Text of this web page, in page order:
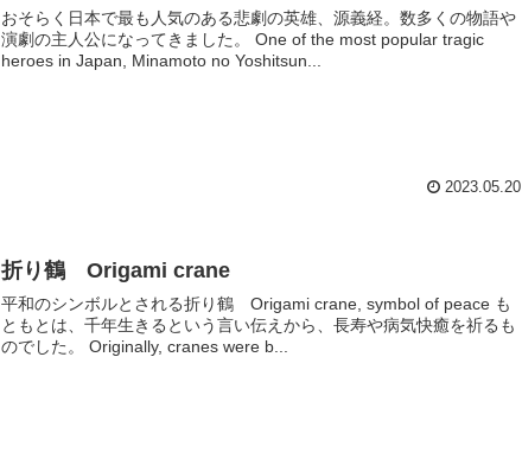
おそらく日本で最も人気のある悲劇の英雄、源義経。数多くの物語や
演劇の主人公になってきました。 One of the most popular tragic
heroes in Japan, Minamoto no Yoshitsun...
2023.05.20
折り鶴 Origami crane
平和のシンボルとされる折り鶴 Origami crane, symbol of peace も
ともとは、千年生きるという言い伝えから、長寿や病気快癒を祈るも
のでした。 Originally, cranes were b...